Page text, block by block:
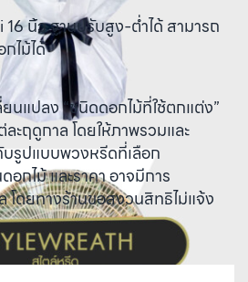
นิ้ว ฐานปรับสูง-ต่ำได้ สามารถ
ไม้ได้
นแปลง “ชนิดดอกไม้ที่ใช้ตกแต่ง”
ะฤดูกาล โดยให้ภาพรวมและ
รูปแบบพวงหรีดที่เลือก
กไม้ และราคา อาจมีการ
โดยทางร้านขอสงวนสิทธิไม่แจ้ง